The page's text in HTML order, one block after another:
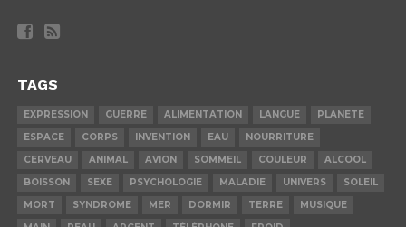
TAGS
EXPRESSION GUERRE ALIMENTATION LANGUE
PLANETE
ESPACE
CORPS INVENTION EAU
NOURRITURE
CERVEAU
ANIMAL AVION SOMMEIL COULEUR
ALCOOL
BOISSON
SEXE PSYCHOLOGIE MALADIE UNIVERS
SOLEIL
MORT
SYNDROME MER DORMIR TERRE
MUSIQUE